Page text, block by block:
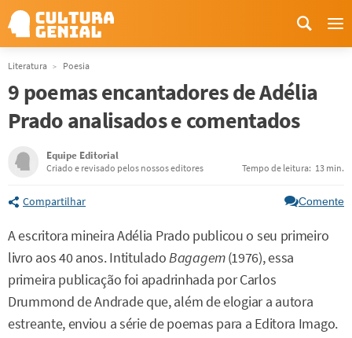
Literatura Poesia
9 poemas encantadores de Adélia
Prado analisados e comentados
Equipe Editorial
Criado e revisado pelos nossos editores Tempo de leitura: 13 min.
Compartilhar Comente
A escritora mineira Adélia Prado publicou o seu primeiro
livro aos 40 anos. IntituladoBagagem(1976), essa
primeira publicação foi apadrinhada por Carlos
Drummond de Andrade que, além de elogiar a autora
estreante, enviou a série de poemas para a Editora Imago.